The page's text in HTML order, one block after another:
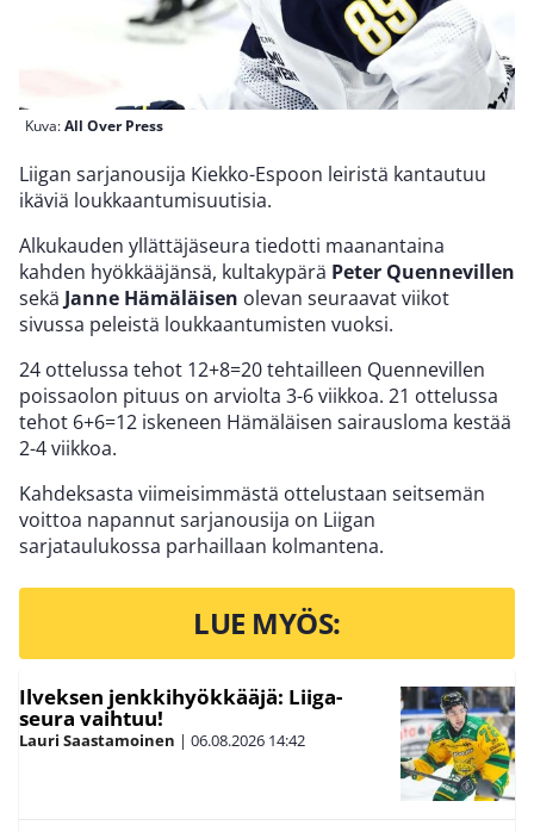
Kuva:All Over Press
Liigan sarjanousija Kiekko-Espoon leiristä kantautuu
ikäviä loukkaantumisuutisia.
Alkukauden yllättäjäseura tiedotti maanantaina
kahden hyökkääjänsä, kultakypärä Peter Quennevillen
sekä Janne Hämäläisen olevan seuraavat viikot
sivussa peleistä loukkaantumisten vuoksi.
24 ottelussa tehot 12+8=20 tehtailleen Quennevillen
poissaolon pituus on arviolta 3-6 viikkoa. 21 ottelussa
tehot 6+6=12 iskeneen Hämäläisen sairausloma kestää
2-4 viikkoa.
Kahdeksasta viimeisimmästä ottelustaan seitsemän
voittoa napannut sarjanousija on Liigan
sarjataulukossa parhaillaan kolmantena.
LUE MYÖS:
Ilveksen jenkkihyökkääjä: Liiga-
seura vaihtuu!
Lauri Saastamoinen | 06.08.2026 14:42